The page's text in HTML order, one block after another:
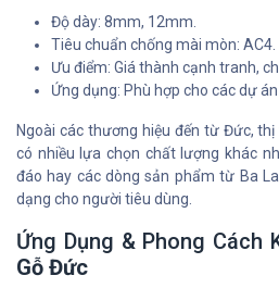
Độ dày: 8mm, 12mm.
Tiêu chuẩn chống mài mòn: AC4.
Ưu điểm: Giá thành cạnh tranh,
Ứng dụng: Phù hợp cho các dự
Ngoài các thương hiệu đến từ Đức,
có nhiều lựa chọn chất lượng khác
đáo hay các dòng sản phẩm từ Ba
dạng cho người tiêu dùng.
Ứng Dụng & Phong Cách
Gỗ Đức